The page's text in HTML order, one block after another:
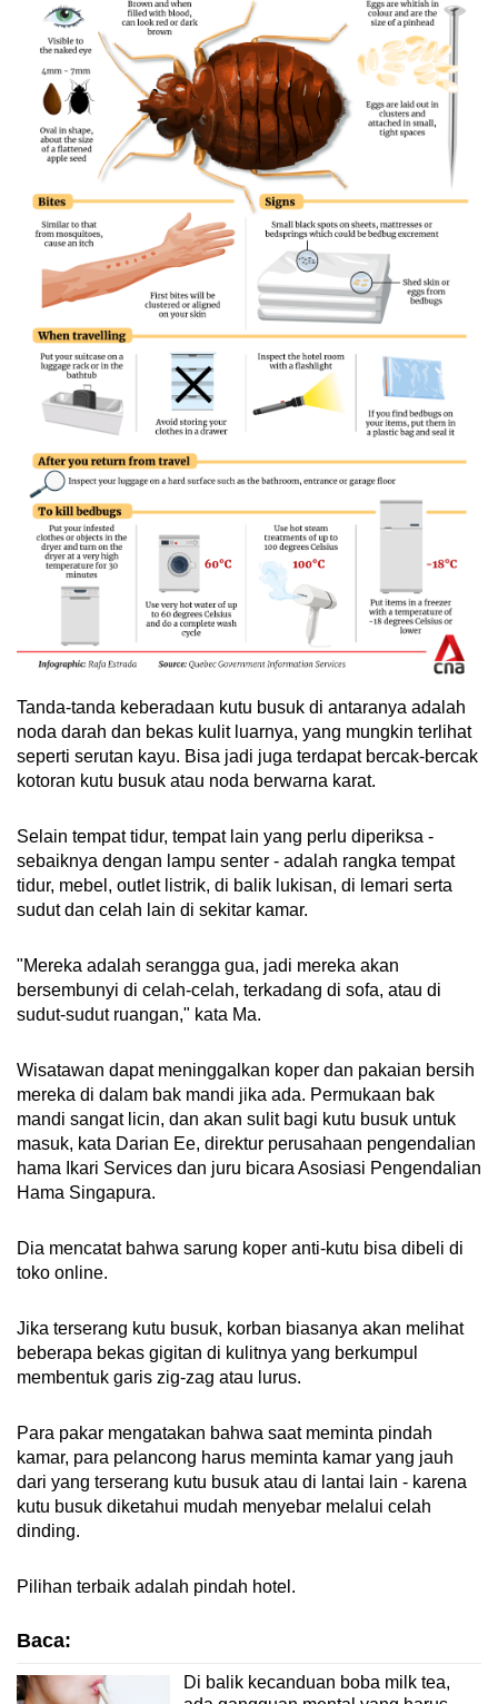
Tanda-tanda keberadaan kutu busuk di antaranya adalah
noda darah dan bekas kulit luarnya, yang mungkin terlihat
seperti serutan kayu. Bisa jadi juga terdapat bercak-bercak
kotoran kutu busuk atau noda berwarna karat.
Selain tempat tidur, tempat lain yang perlu diperiksa -
sebaiknya dengan lampu senter - adalah rangka tempat
tidur, mebel, outlet listrik, di balik lukisan, di lemari serta
sudut dan celah lain di sekitar kamar.
"Mereka adalah serangga gua, jadi mereka akan
bersembunyi di celah-celah, terkadang di sofa, atau di
sudut-sudut ruangan," kata Ma.
Wisatawan dapat meninggalkan koper dan pakaian bersih
mereka di dalam bak mandi jika ada. Permukaan bak
mandi sangat licin, dan akan sulit bagi kutu busuk untuk
masuk, kata Darian Ee, direktur perusahaan pengendalian
hama Ikari Services dan juru bicara Asosiasi Pengendalian
Hama Singapura.
Dia mencatat bahwa sarung koper anti-kutu bisa dibeli di
toko online.
Jika terserang kutu busuk, korban biasanya akan melihat
beberapa bekas gigitan di kulitnya yang berkumpul
membentuk garis zig-zag atau lurus.
Para pakar mengatakan bahwa saat meminta pindah
kamar, para pelancong harus meminta kamar yang jauh
dari yang terserang kutu busuk atau di lantai lain - karena
kutu busuk diketahui mudah menyebar melalui celah
dinding.
Pilihan terbaik adalah pindah hotel.
Baca:
Di balik kecanduan boba milk tea,